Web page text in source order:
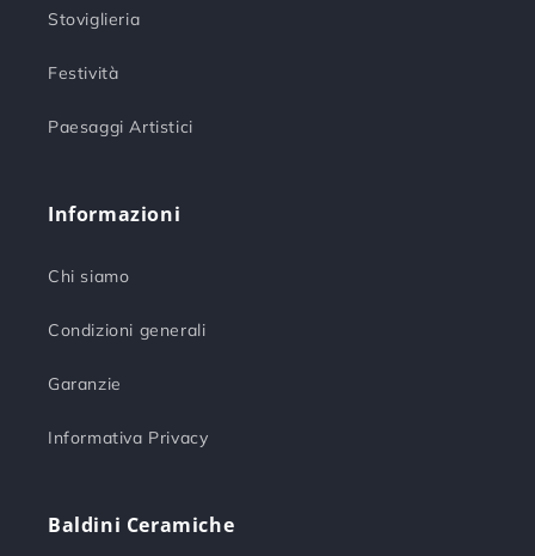
Stoviglieria
Festività
Paesaggi Artistici
Informazioni
Chi siamo
Condizioni generali
Garanzie
Informativa Privacy
Baldini Ceramiche